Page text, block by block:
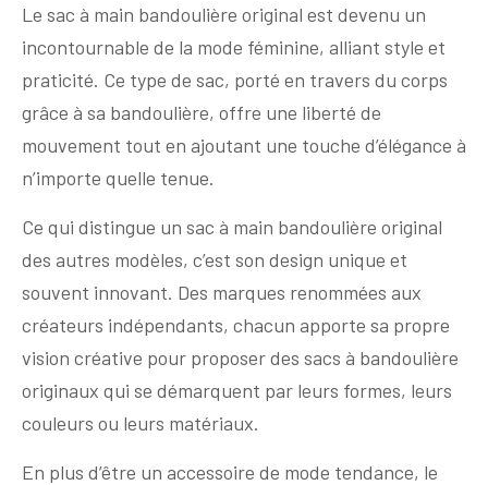
Le sac à main bandoulière original est devenu un
incontournable de la mode féminine, alliant style et
praticité. Ce type de sac, porté en travers du corps
grâce à sa bandoulière, offre une liberté de
mouvement tout en ajoutant une touche d’élégance à
n’importe quelle tenue.
Ce qui distingue un sac à main bandoulière original
des autres modèles, c’est son design unique et
souvent innovant. Des marques renommées aux
créateurs indépendants, chacun apporte sa propre
vision créative pour proposer des sacs à bandoulière
originaux qui se démarquent par leurs formes, leurs
couleurs ou leurs matériaux.
En plus d’être un accessoire de mode tendance, le